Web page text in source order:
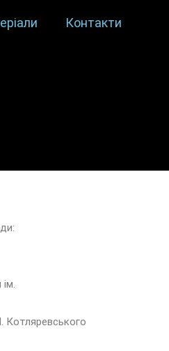
Контакти
Котляревського